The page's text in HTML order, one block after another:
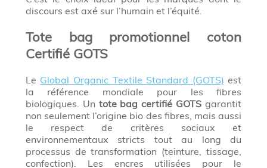
discours est axé sur l’humain et l’équité.
Tote bag promotionnel coton
Certifié GOTS
Le Global Organic Textile Standard (GOTS) est
la référence mondiale pour les fibres
biologiques. Un tote bag certifié GOTS garantit
non seulement l’origine bio des fibres, mais aussi
le respect de critères sociaux et
environnementaux stricts tout au long du
processus de transformation (teinture, tissage,
confection). Les encres utilisées pour le